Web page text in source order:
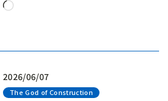
Loading…
2026/06/07
The God of Construction